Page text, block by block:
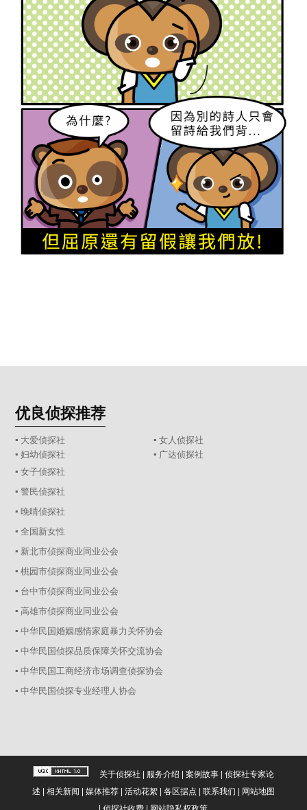
优良侦探推荐
▪ 大爱侦探社
▪ 女人侦探社
▪ 妇幼侦探社
▪ 广达侦探社
▪ 女子侦探社
▪ 警民侦探社
▪ 晚晴侦探社
▪ 全国新女性
▪ 新北市侦探商业同业公会
▪ 桃园市侦探商业同业公会
▪ 台中市侦探商业同业公会
▪ 高雄市侦探商业同业公会
▪ 中华民国婚姻感情家庭暴力关怀协会
▪ 中华民国侦探品质保障关怀交流协会
▪ 中华民国工商经济市场调查侦探协会
▪ 中华民国侦探专业经理人协会
关于侦探社 | 服务介绍 | 案例故事| 侦探社专家论
述 | 相关新闻 | 媒体推荐| 活动花絮| 各区据点 | 联系我们 | 网站地图